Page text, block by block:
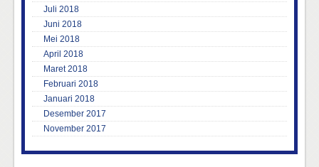
Juli 2018
Juni 2018
Mei 2018
April 2018
Maret 2018
Februari 2018
Januari 2018
Desember 2017
November 2017